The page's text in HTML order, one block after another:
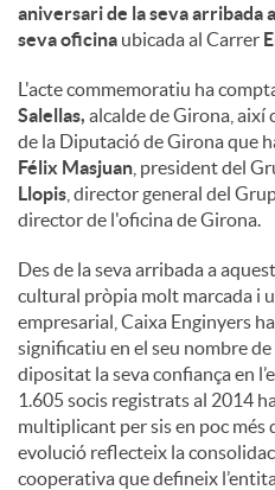
aniversari de la seva arribada
seva oficina ubicada al Carrer
L'acte commemoratiu ha
Salellas, alcalde de Girona, així
de la Diputació de Girona que
Félix Masjuan , president del
Llopis , director general del
director de l'oficina de Girona.
Des de la seva arribada a
cultural pròpia molt marcada i
empresarial, Caixa Enginyers
significatiu en el seu nombre
dipositat la seva confiança en
1.605 socis registrats al 2014
multiplicant per sis en poc més
evolució reflecteix la
cooperativa que defineix